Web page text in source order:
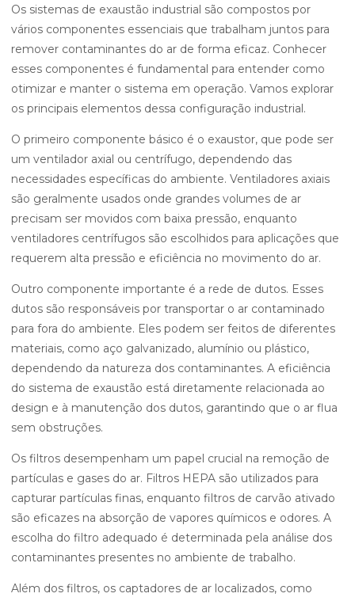
Os sistemas de exaustão industrial são compostos por
vários componentes essenciais que trabalham juntos para
remover contaminantes do ar de forma eficaz. Conhecer
esses componentes é fundamental para entender como
otimizar e manter o sistema em operação. Vamos explorar
os principais elementos dessa configuração industrial.
O primeiro componente básico é o exaustor, que pode ser
um ventilador axial ou centrífugo, dependendo das
necessidades específicas do ambiente. Ventiladores axiais
são geralmente usados onde grandes volumes de ar
precisam ser movidos com baixa pressão, enquanto
ventiladores centrífugos são escolhidos para aplicações que
requerem alta pressão e eficiência no movimento do ar.
Outro componente importante é a rede de dutos. Esses
dutos são responsáveis por transportar o ar contaminado
para fora do ambiente. Eles podem ser feitos de diferentes
materiais, como aço galvanizado, alumínio ou plástico,
dependendo da natureza dos contaminantes. A eficiência
do sistema de exaustão está diretamente relacionada ao
design e à manutenção dos dutos, garantindo que o ar flua
sem obstruções.
Os filtros desempenham um papel crucial na remoção de
partículas e gases do ar. Filtros HEPA são utilizados para
capturar partículas finas, enquanto filtros de carvão ativado
são eficazes na absorção de vapores químicos e odores. A
escolha do filtro adequado é determinada pela análise dos
contaminantes presentes no ambiente de trabalho.
Além dos filtros, os captadores de ar localizados, como